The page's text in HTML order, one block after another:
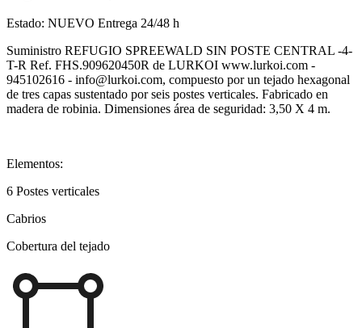
Estado: NUEVO Entrega 24/48 h
Suministro REFUGIO SPREEWALD SIN POSTE CENTRAL -4-
T-R Ref. FHS.909620450R de LURKOI www.lurkoi.com -
945102616 - info@lurkoi.com, compuesto por un tejado hexagonal
de tres capas sustentado por seis postes verticales. Fabricado en
madera de robinia. Dimensiones área de seguridad: 3,50 X 4 m.
Elementos:
6 Postes verticales
Cabrios
Cobertura del tejado